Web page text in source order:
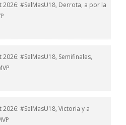
2026: #SelMasU18, Derrota, a por la
2026: #SelMasU18, Semifinales,
2026: #SelMasU18, Victoria y a